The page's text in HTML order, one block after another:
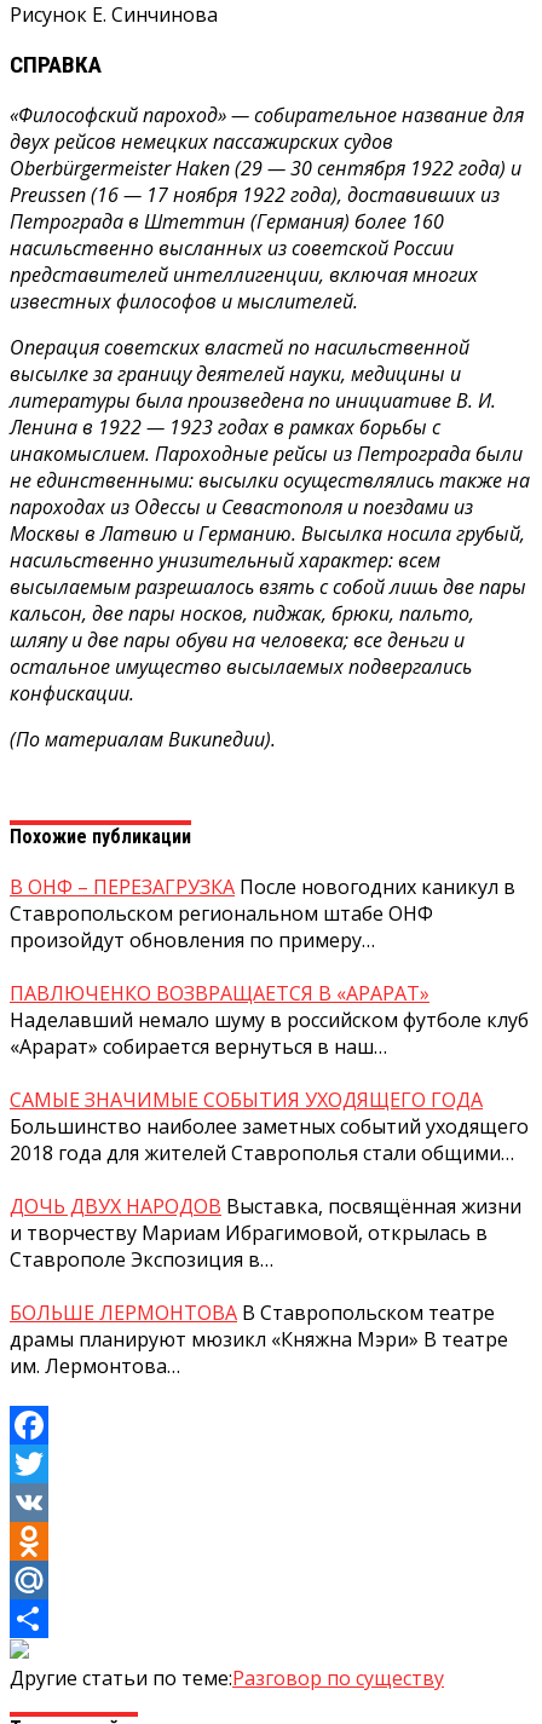
Рисунок Е. Синчинова
СПРАВКА
«Философский пароход» — собирательное название для
двух рейсов немецких пассажирских судов
Oberbürgermeister Haken (29 — 30 сентября 1922 года) и
Preussen (16 — 17 ноября 1922 года), доставивших из
Петрограда в Штеттин (Германия) более 160
насильственно высланных из советской России
представителей интеллигенции, включая многих
известных философов и мыслителей.
Операция советских властей по насильственной
высылке за границу деятелей науки, медицины и
литературы была произведена по инициативе В. И.
Ленина в 1922 — 1923 годах в рамках борьбы с
инакомыслием. Пароходные рейсы из Петрограда были
не единственными: высылки осуществлялись также на
пароходах из Одессы и Севастополя и поездами из
Москвы в Латвию и Германию. Высылка носила грубый,
насильственно унизительный характер: всем
высылаемым разрешалось взять с собой лишь две пары
кальсон, две пары носков, пиджак, брюки, пальто,
шляпу и две пары обуви на человека; все деньги и
остальное имущество высылаемых подвергались
конфискации.
(По материалам Википедии).
Похожие публикации
В ОНФ – ПЕРЕЗАГРУЗКА После новогодних каникул в
Ставропольском региональном штабе ОНФ
произойдут обновления по примеру…
ПАВЛЮЧЕНКО ВОЗВРАЩАЕТСЯ В «АРАРАТ»
Наделавший немало шуму в российском футболе клуб
«Арарат» собирается вернуться в наш…
САМЫЕ ЗНАЧИМЫЕ СОБЫТИЯ УХОДЯЩЕГО ГОДА
Большинство наиболее заметных событий уходящего
2018 года для жителей Ставрополья стали общими…
ДОЧЬ ДВУХ НАРОДОВ Выставка, посвящённая жизни
и творчеству Мариам Ибрагимовой, открылась в
Ставрополе Экспозиция в…
БОЛЬШЕ ЛЕРМОНТОВА В Ставропольском театре
драмы планируют мюзикл «Княжна Мэри» В театре
им. Лермонтова…
Facebook
Twitter
VK
Odnoklassniki
Mail.Ru
Отправить
Другие статьи по теме:Разговор по существу